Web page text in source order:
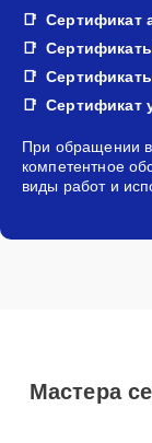
Сертификат
Сертификат
При обращении в
компетентное
виды работ и
Мастера